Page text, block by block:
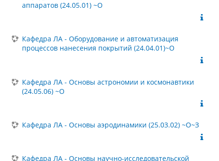
аппаратов (24.05.01) ~О
Кафедра ЛА - Оборудование и автоматизация
процессов нанесения покрытий (24.04.01)~О
Кафедра ЛА - Основы астрономии и космонавтики
(24.05.06) ~О
Кафедра ЛА - Основы аэродинамики (25.03.02) ~О~З
Кафедра ЛА - Основы научно-исследовательской